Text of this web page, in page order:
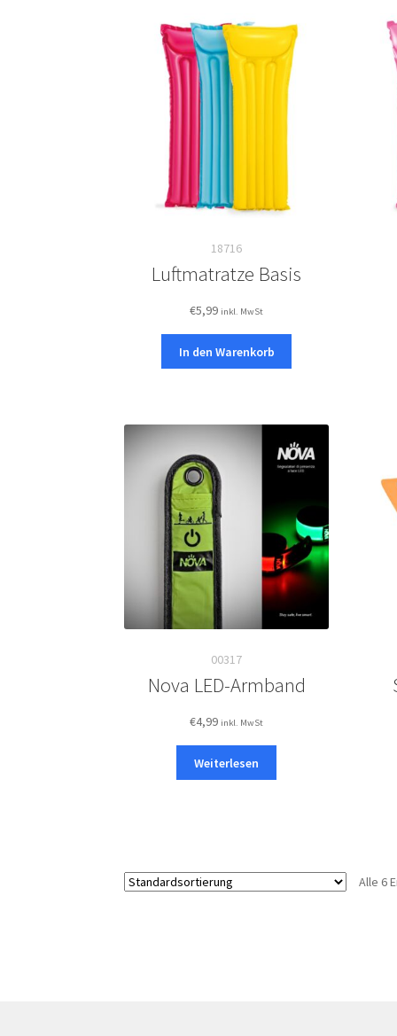
18716
Luftmatratze Basis
€5,99 inkl. MwSt
In den Warenkorb
00317
Nova LED-Armband
€4,99 inkl. MwSt
Weiterlesen
Alle 6